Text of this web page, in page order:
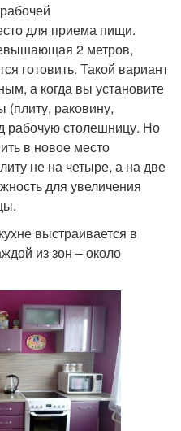
для приема пищи.
2 метров,
готовить. Такой вариант
а когда вы установите
(плиту, раковину,
рабочую столешницу. Но
в новое место
не на четыре, а на две
для увеличения
выстраивается в
из зон – около